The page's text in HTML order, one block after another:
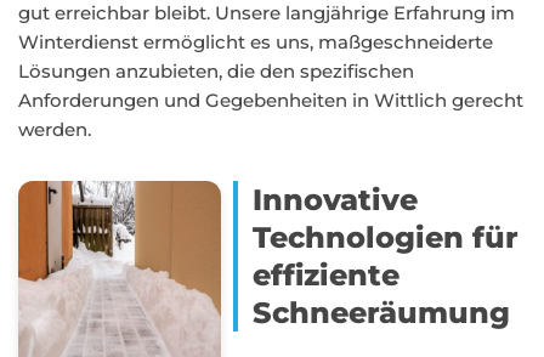
gut erreichbar bleibt. Unsere langjährige Erfahrung im
Winterdienst ermöglicht es uns, maßgeschneiderte
Lösungen anzubieten, die den spezifischen
Anforderungen und Gegebenheiten in Wittlich gerecht
werden.
Innovative
Technologien für
effiziente
Schneeräumung